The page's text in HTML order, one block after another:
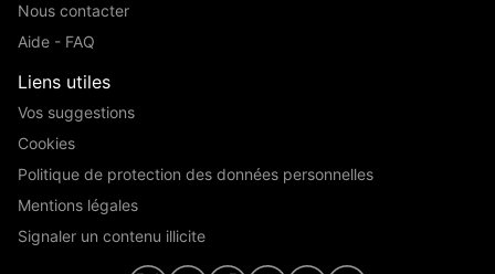
Nous contacter
Aide - FAQ
Liens utiles
Vos suggestions
Cookies
Politique de protection des données personnelles
Mentions légales
Signaler un contenu illicite